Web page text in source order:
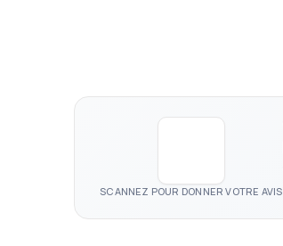
SCANNEZ POUR DONNER VOTRE AVIS